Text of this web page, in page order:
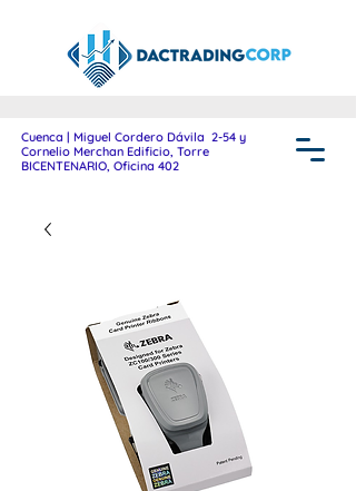
Cuenca | Miguel Cordero Dávila 2-54 y
Cornelio Merchan Edificio, Torre
BICENTENARIO, Oficina 402